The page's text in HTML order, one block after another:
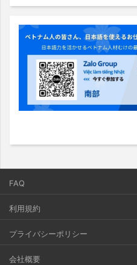
FAQ
利用規約
プライバシーポリシー
会社概要